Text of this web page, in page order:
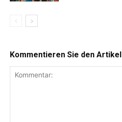
Kommentieren Sie den Artikel